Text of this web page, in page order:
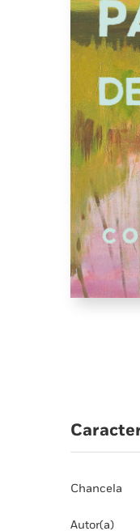
Chancela
Autor(a)